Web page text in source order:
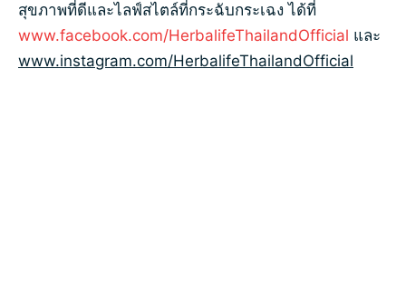
สุขภาพที่ดีและไลฟ์สไตล์ที่กระฉับกระเฉง ได้ที่
www.facebook.com/HerbalifeThailandOfficial และ
www.instagram.com/HerbalifeThailandOfficial